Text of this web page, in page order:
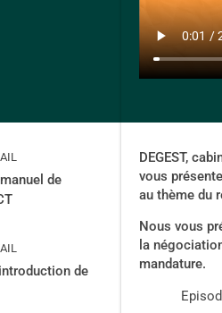
de
de
DEGEST,
vous
au thème du
Nous vous
la
mandature.